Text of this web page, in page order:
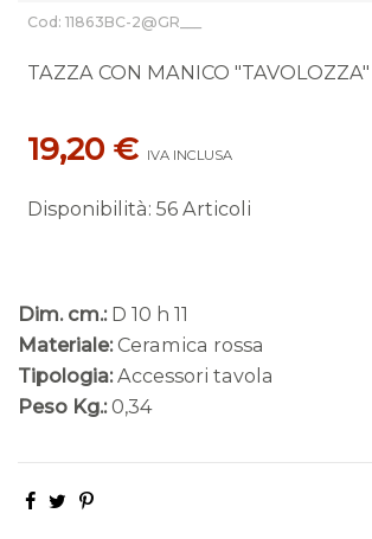
Cod: 11863BC-2@GR___
TAZZA CON MANICO
19,20 € IVA INCLUSA
Disponibilità: 56 Articoli
Dim. cm.: D 10 h 11
Materiale: Ceramica rossa
Tipologia: Accessori tavola
Peso Kg.: 0,34